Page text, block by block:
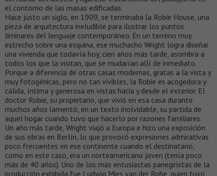
el contorno de las masas edificadas.
Hace justo un siglo, en 1909, se terminaba la Robie House, una
pieza de arquitectura ineludible para ilustrar los puntos
liminares del lenguaje contemporáneo. En un terreno muy
estrecho sobre una esquina, ese muchacho Wright logra diseñar
una vivienda que todavía hoy, cien años más tarde, asombra a
todos los que la visitan, que se mudarían allí de inmediato.
Porque a diferencia de otras casas modernas, gratas a la vista y
muy fotogénicas, pero no tan vivibles, la Robie es acogedora y
cálida, íntima y generosa en vistas hacia y desde el exterior. El
doctor Robie, su propietario, que vivió en esa casa durante
muchos años lamentó, en un texto inolvidable, su partida de
aquel hogar cuando tuvo que hacerlo por razones familiares.
Un año más tarde, Wright viajó a Europa e hizo una exposición
de sus obras en Berlín, lo que provocó expresiones admirativas
poco frecuentes en ese continente cuando el destinatario,
como en este caso, era un norteamericano joven (tenía poco
más de 40 años). Uno de los más entusiastas panegiristas de la
producción exhibida fue Ludwig Mies van der Rohe, quien tuvo